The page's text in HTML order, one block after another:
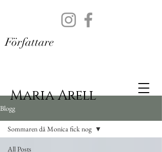
Maria Arell
Författare
Blogg
All Posts
Sommaren då Monica fick nog